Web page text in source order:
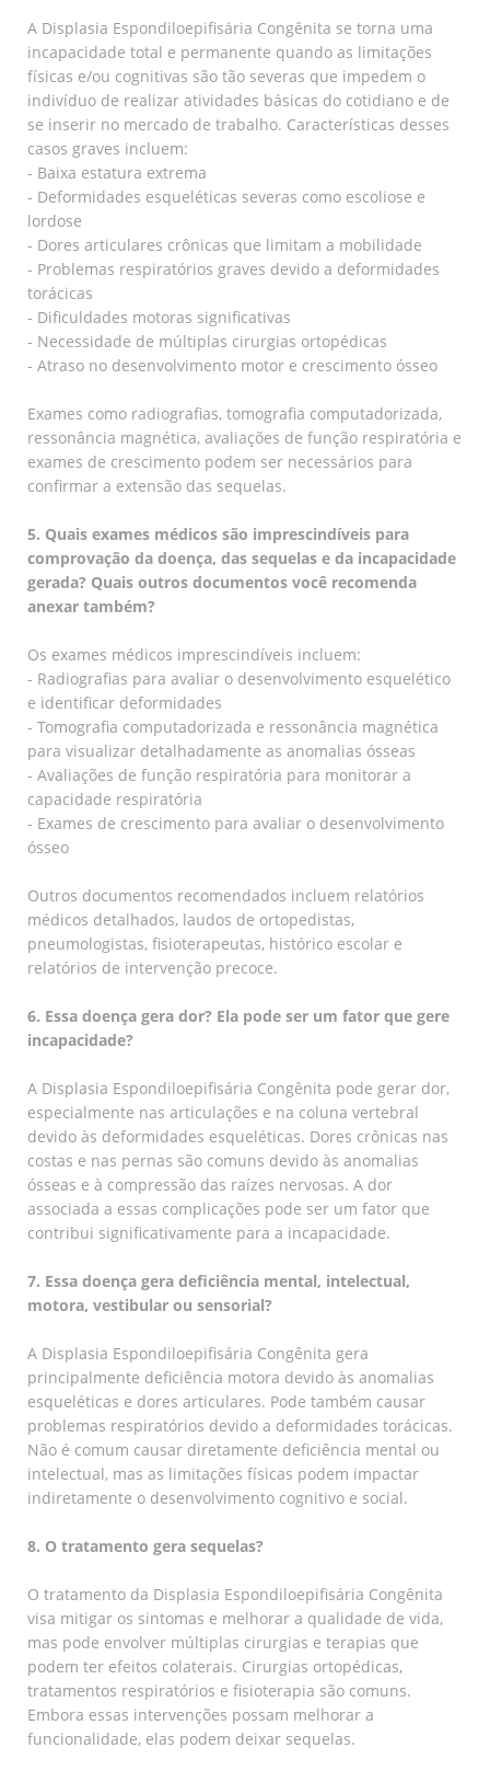
A Displasia Espondiloepifisária Congênita se torna uma
incapacidade total e permanente quando as limitações
físicas e/ou cognitivas são tão severas que impedem o
indivíduo de realizar atividades básicas do cotidiano e de
se inserir no mercado de trabalho. Características desses
casos graves incluem:
- Baixa estatura extrema
- Deformidades esqueléticas severas como escoliose e
lordose
- Dores articulares crônicas que limitam a mobilidade
- Problemas respiratórios graves devido a deformidades
torácicas
- Dificuldades motoras significativas
- Necessidade de múltiplas cirurgias ortopédicas
- Atraso no desenvolvimento motor e crescimento ósseo
Exames como radiografias, tomografia computadorizada,
ressonância magnética, avaliações de função respiratória e
exames de crescimento podem ser necessários para
confirmar a extensão das sequelas.
5. Quais exames médicos são imprescindíveis para
comprovação da doença, das sequelas e da incapacidade
gerada? Quais outros documentos você recomenda
anexar também?
Os exames médicos imprescindíveis incluem:
- Radiografias para avaliar o desenvolvimento esquelético
e identificar deformidades
- Tomografia computadorizada e ressonância magnética
para visualizar detalhadamente as anomalias ósseas
- Avaliações de função respiratória para monitorar a
capacidade respiratória
- Exames de crescimento para avaliar o desenvolvimento
ósseo
Outros documentos recomendados incluem relatórios
médicos detalhados, laudos de ortopedistas,
pneumologistas, fisioterapeutas, histórico escolar e
relatórios de intervenção precoce.
6. Essa doença gera dor? Ela pode ser um fator que gere
incapacidade?
A Displasia Espondiloepifisária Congênita pode gerar dor,
especialmente nas articulações e na coluna vertebral
devido às deformidades esqueléticas. Dores crônicas nas
costas e nas pernas são comuns devido às anomalias
ósseas e à compressão das raízes nervosas. A dor
associada a essas complicações pode ser um fator que
contribui significativamente para a incapacidade.
7. Essa doença gera deficiência mental, intelectual,
motora, vestibular ou sensorial?
A Displasia Espondiloepifisária Congênita gera
principalmente deficiência motora devido às anomalias
esqueléticas e dores articulares. Pode também causar
problemas respiratórios devido a deformidades torácicas.
Não é comum causar diretamente deficiência mental ou
intelectual, mas as limitações físicas podem impactar
indiretamente o desenvolvimento cognitivo e social.
8. O tratamento gera sequelas?
O tratamento da Displasia Espondiloepifisária Congênita
visa mitigar os sintomas e melhorar a qualidade de vida,
mas pode envolver múltiplas cirurgias e terapias que
podem ter efeitos colaterais. Cirurgias ortopédicas,
tratamentos respiratórios e fisioterapia são comuns.
Embora essas intervenções possam melhorar a
funcionalidade, elas podem deixar sequelas.